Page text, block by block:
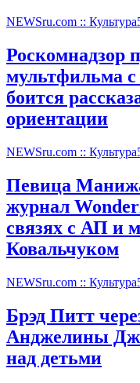
NEWSru.com :: Культура
Роскомнадзор
мультфильма c
боится
ориентации
NEWSru.com :: Культура
Певица
журнал
связях с АП и
Ковальчуком
NEWSru.com :: Культура
Брэд Питт
Анджелины
над детьми